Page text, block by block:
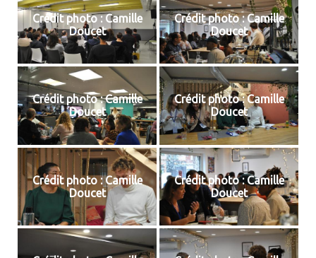
Crédit photo : Camille
Doucet
Crédit photo : Camille
Doucet
Crédit photo : Camille
Doucet
Crédit photo : Camille
Doucet
Crédit photo : Camille
Doucet
Crédit photo : Camille
Doucet